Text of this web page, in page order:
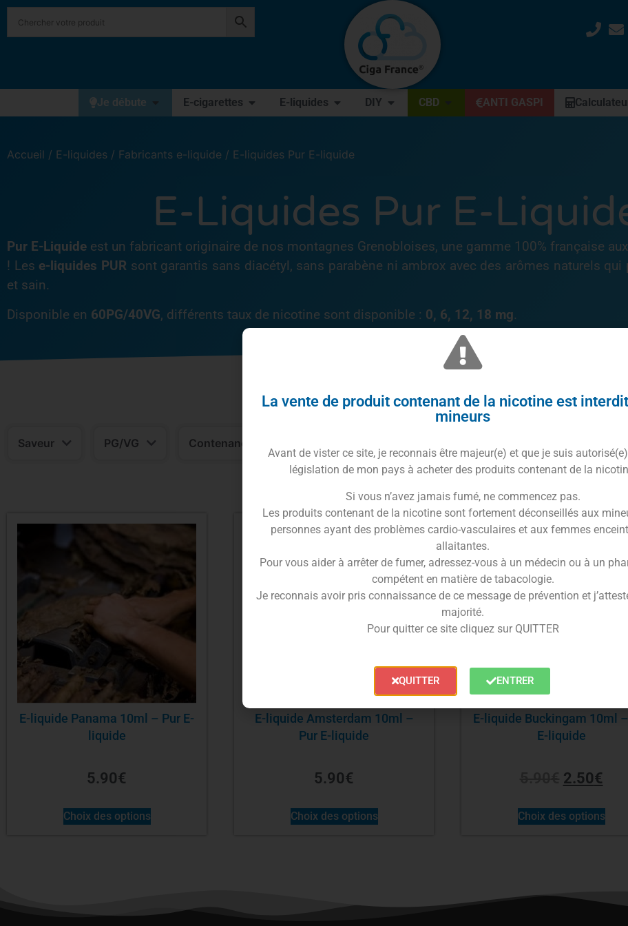
Je débute E-cigarettes E-liquides DIY CBD ANTI GASPI
Accueil / E-liquides / Fabricants e-liquide / E-liquides Pur E-liquide
E-Liquides Pur E-
Pur E-Liquide est un fabricant originaire de nos montagnes Grenobloises, une gamme 100% française
! Les e-liquides PURsont garantis sans diacétyl, sans parabène ni ambrox avec des arômes naturels qui
et sain.
Disponible en 60PG/40VG, différents taux de nicotine sont disponible : 0, 6, 12, 18 mg.
Saveur PG/VG Contenance
E-liquide Panama 10ml – Pur E-
liquide
5.90€
Choix des options
E-liquide Amsterdam 10ml –
Pur E-liquide
5.90€
Choix des options
E-liquide Buckingam 10ml
E-liquide
2.50€
Choix des options
La vente de produit contenant de la nicotine est
mineurs
Avant de vister ce site, je reconnais être majeur(e) et que je suis
législation de mon pays à acheter des produits contenant de la
Si vous n’avez jamais fumé, ne commencez pas.
Les produits contenant de la nicotine sont fortement déconseillés aux
personnes ayant des problèmes cardio-vasculaires et aux femmes
allaitantes.
Pour vous aider à arrêter de fumer, adressez-vous à un médecin ou à un
compétent en matière de tabacologie.
Je reconnais avoir pris connaissance de ce message de prévention et
majorité.
Pour quitter ce site cliquez sur QUITTER
QUITTER ENTRER